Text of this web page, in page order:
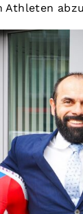
Athleten